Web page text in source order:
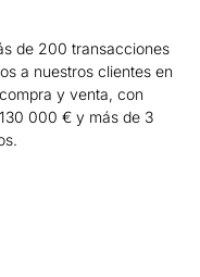
de 200 transacciones
a nuestros clientes en
y venta, con
000 € y más de 3